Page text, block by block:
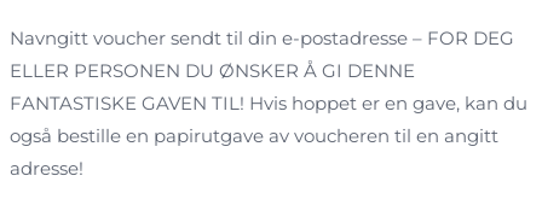
Navngitt voucher sendt til din e-postadresse – FOR DEG
ELLER PERSONEN DU ØNSKER Å GI DENNE
FANTASTISKE GAVEN TIL! Hvis hoppet er en gave, kan du
også bestille en papirutgave av voucheren til en angitt
adresse!